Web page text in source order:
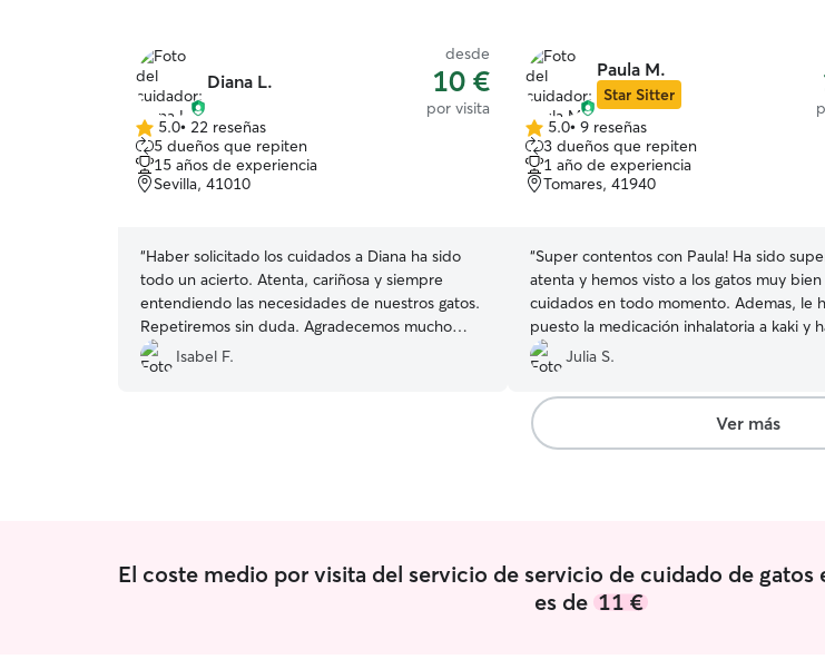
Diana L.
desde
10 €
por visita
5.0
de
5
estrellas
5.0• 22 reseñas
5 dueños que repiten
15 años de experiencia
Sevilla, 41010
“Haber solicitado los cuidados a Diana ha sido
todo un acierto. Atenta, cariñosa y siempre
entendiendo las necesidades de nuestros gatos.
Repetiremos sin duda. Agradecemos mucho
poder irnos de viaje con la tranquilidad de que
van a ser bien atendidos y además, sabiendo
Isabel F.
Paula M.
Star Sitter
5.0
de
5
estrellas
5.0• 9 reseñas
3 dueños que repiten
1 año de experiencia
Tomares, 41940
“Super contentos con Paula! Ha sido
atenta y hemos visto a los gatos muy bien
cuidados en todo momento. Ademas, le
puesto la medicación inhalatoria a kaki y
estado bien en nuestra ausencia. Muy
recomendable que dejes a tus mascotas
ella!”
Julia S.
Ver más
El coste medio por visita del servicio de servicio de cuidado de gatos
es de 11 €